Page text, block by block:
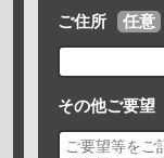
ご住所 任意
その他ご要望